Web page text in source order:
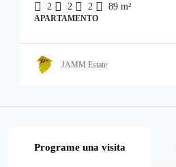
2 2 2 89 m²
APARTAMENTO
JAMM Estate
Programe una visita